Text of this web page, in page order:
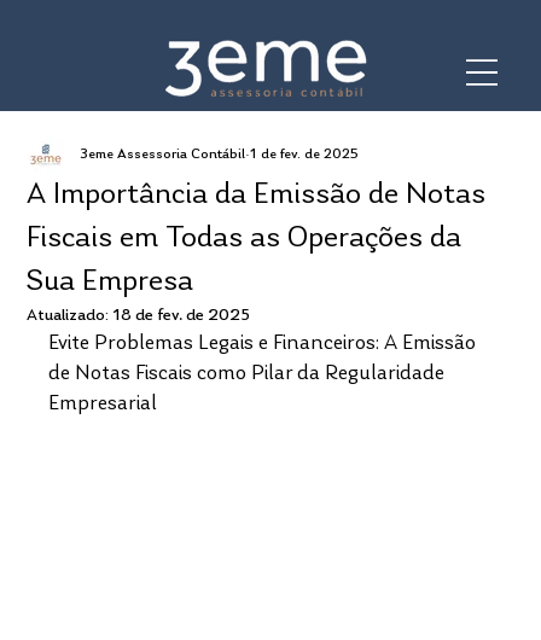
A Importância da Emissão de Notas
Fiscais em Todas as Operações da
Sua Empresa
3eme Assessoria Contábil 1 de fev. de 2025
Atualizado: 18 de fev. de 2025
Evite Problemas Legais e Financeiros: A Emissão
de Notas Fiscais como Pilar da Regularidade
Empresarial